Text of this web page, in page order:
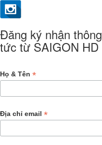
Đăng ký nhận
tức từ SAIGON HD
Họ & Tên *
Địa chỉ email *